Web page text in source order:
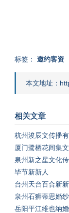
标签： 邀约客资
本文地址：
相关文章
杭州浚辰文传播
厦门鹭栖花间集
泉州新之星文化
毕节新新人
台州天台百合新
泉州石狮蒂思婚纱
岳阳平江维也纳